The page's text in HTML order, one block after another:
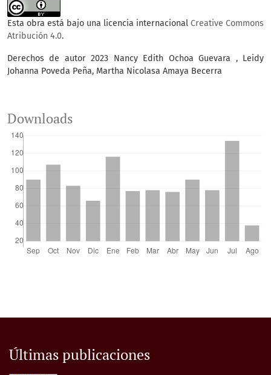
Esta obra está bajo una licencia internacional Creative Commons
Atribución 4.0.
Derechos de autor 2023 Nancy Edith Ochoa Guevara , Leidy
Johanna Poveda Peña, Martha Nicolasa Amaya Becerra
Downloads
Últimas publicaciones